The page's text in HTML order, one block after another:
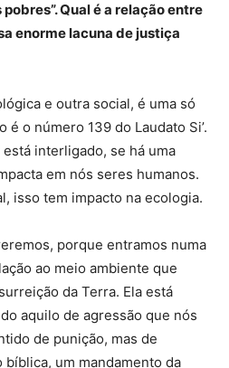
Qual é a relação entre
enorme lacuna de justiça
e outra social, é uma só
o número 139 do Laudato Si’.
interligado, se há uma
em nós seres humanos.
isso tem impacto na ecologia.
porque entramos numa
ao meio ambiente que
da Terra. Ela está
aquilo de agressão que nós
de punição, mas de
um mandamento da